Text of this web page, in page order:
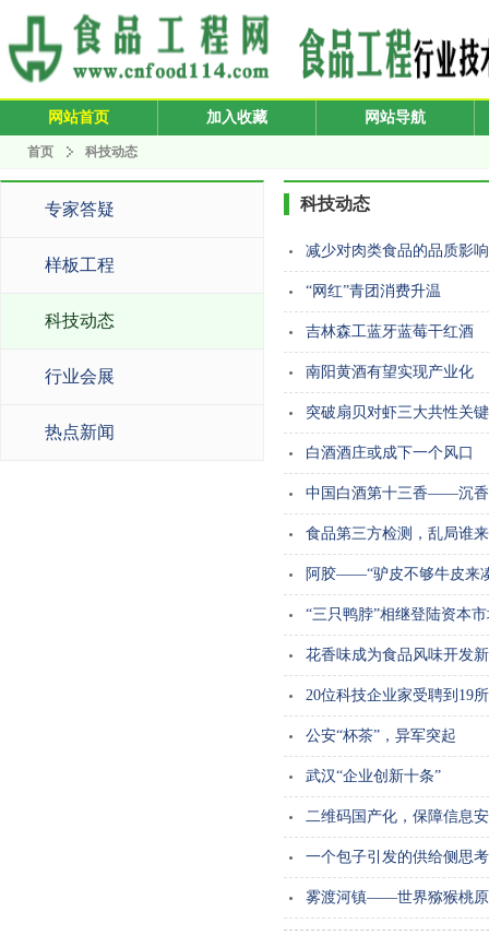
网站首页 加入收藏 网站导航
首页 科技动态
专家答疑
样板工程
科技动态
行业会展
热点新闻
科技动态
减少对肉类食品的品质影
“网红”青团消费升温
吉林森工蓝牙蓝莓干红酒
南阳黄酒有望实现产业化
突破扇贝对虾三大共性关
白酒酒庄或成下一个风口
中国白酒第十三香——沉香
食品第三方检测，乱局谁
阿胶——“驴皮不够牛皮来
“三只鸭脖”相继登陆资本
花香味成为食品风味开发
20位科技企业家受聘到19
公安“杯茶”，异军突起
武汉“企业创新十条”
二维码国产化，保障信息
一个包子引发的供给侧思考
雾渡河镇——世界猕猴桃